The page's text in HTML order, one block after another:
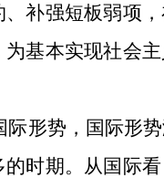
补强短板弱项
基本实现社会
际形势，国际形
时期。从国际